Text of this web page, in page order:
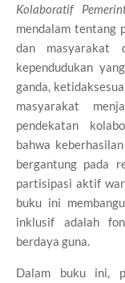
Kolaboratif
mendalam tentang
dan masyarakat
kependudukan
ganda,
masyarakat
pendekatan
bahwa
bergantung pada
partisipasi aktif
buku ini
inklusif adalah
berdaya guna.
Dalam buku ini,